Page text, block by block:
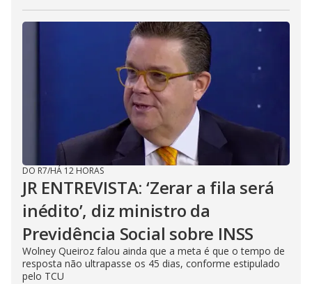
DO R7/HÁ 12 HORAS
JR ENTREVISTA: ‘Zerar a fila será
inédito’, diz ministro da
Previdência Social sobre INSS
Wolney Queiroz falou ainda que a meta é que o tempo de
resposta não ultrapasse os 45 dias, conforme estipulado
pelo TCU